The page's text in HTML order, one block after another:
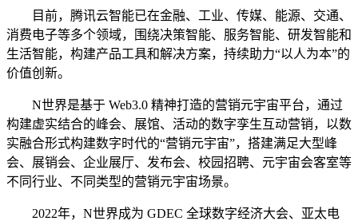
目前，腾讯云智能已在金融、工业、传媒、能源、交通、
消费电子等多个领域，围绕决策智能、服务智能、研发智能和
生活智能，构建产品工具和解决方案，持续助力“以人为本”的
价值创新。
N世界是基于 Web3.0 精神打造的营销元宇宙平台，通过
构建虚实结合的峰会、展馆、活动的数字孪生互动营销，以数
实融合形式构建数字时代的“营销元宇宙”，搭建满足大型峰
会、展销会、企业展厅、发布会、校园招聘、元宇宙会客室等
不同行业、不同类型的营销元宇宙场景。
2022年，N世界成为 GDEC 全球数字经济大会、亚太电